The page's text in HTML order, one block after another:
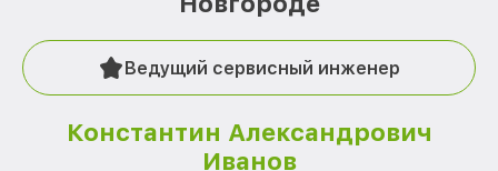
Ведущий сервисный инженер
Константин Александрович
Иванов